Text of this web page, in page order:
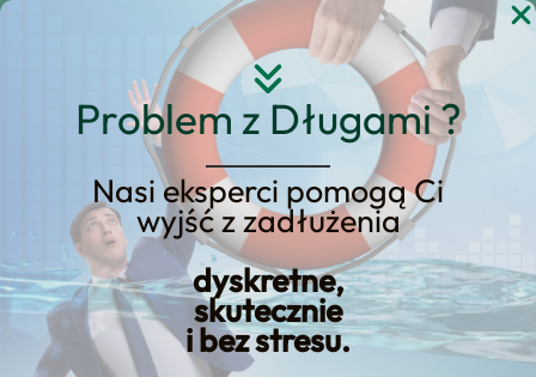
Problem z Długami ?
Nasi eksperci pomogą Ci
wyjść z zadłużenia
dyskretne,
skutecznie
i bez stresu.
Przejdź
KREDYT123.PL – OFERTA SPRZEDAŻOWA
Kredyt w Szamotułach:
Sprawdź Naszą Ofertę!